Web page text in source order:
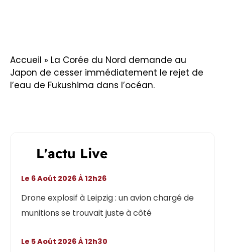
Accueil » La Corée du Nord demande au
Japon de cesser immédiatement le rejet de
l’eau de Fukushima dans l’océan.
L'actu Live
Drone explosif à Leipzig : un avion chargé de
munitions se trouvait juste à côté
Le 6 Août 2026 À 12h26
Le 5 Août 2026 À 12h30